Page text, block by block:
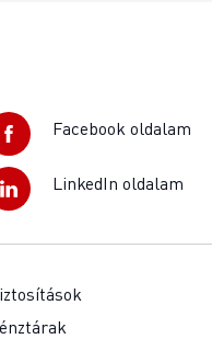
Facebook oldalam
LinkedIn oldalam